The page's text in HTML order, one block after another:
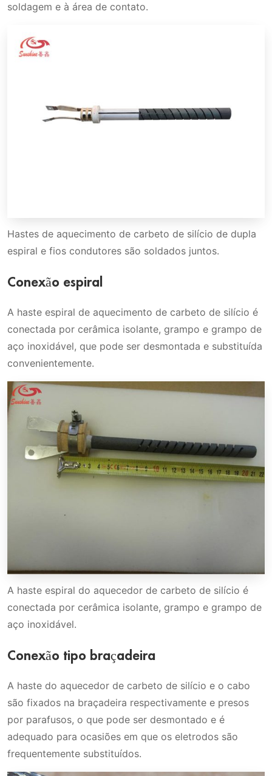
Conexão tipo braçadeira
soldagem e à área de contato.
Hastes de aquecimento de carbeto de silício de dupla
espiral e fios condutores são soldados juntos.
Conexão espiral
A haste espiral de aquecimento de carbeto de silício é
conectada por cerâmica isolante, grampo e grampo de
aço inoxidável, que pode ser desmontada e substituída
convenientemente.
A haste espiral do aquecedor de carbeto de silício é
conectada por cerâmica isolante, grampo e grampo de
aço inoxidável.
Conexão tipo braçadeira
A haste do aquecedor de carbeto de silício e o cabo
são fixados na braçadeira respectivamente e presos
por parafusos, o que pode ser desmontado e é
adequado para ocasiões em que os eletrodos são
frequentemente substituídos.